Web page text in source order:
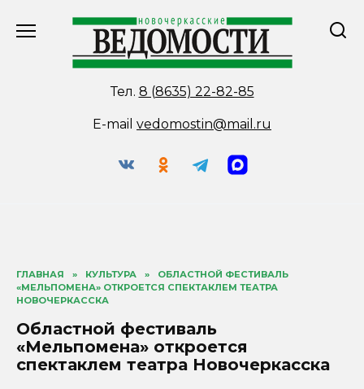
Тел. 8 (8635) 22-82-85
E-mail vedomostin@mail.ru
ГЛАВНАЯ » КУЛЬТУРА »
ОБЛАСТНОЙ ФЕСТИВАЛЬ
«МЕЛЬПОМЕНА» ОТКРОЕТСЯ СПЕКТАКЛЕМ ТЕАТРА
НОВОЧЕРКАССКА
Областной фестиваль
«Мельпомена» откроется
спектаклем театра Новочеркасска